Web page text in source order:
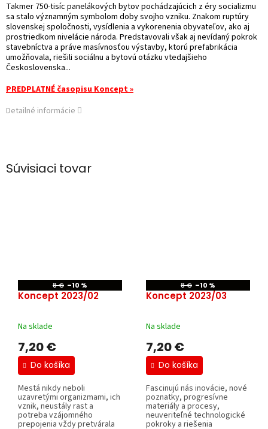
Takmer 750-tisíc panelákových bytov pochádzajúcich z éry socializmu
sa stalo významným symbolom doby svojho vzniku. Znakom ruptúry
slovenskej spoločnosti, vysídlenia a vykorenenia obyvateľov, ako aj
prostriedkom nivelácie národa. Predstavovali však aj nevídaný pokrok
stavebníctva a práve masívnosťou výstavby, ktorú prefabrikácia
umožňovala, riešili sociálnu a bytovú otázku vtedajšieho
Československa...
PREDPLATNÉ časopisu Koncept »
Detailné informácie
Súvisiaci tovar
8 € –10 %
Koncept 2023/02
Na sklade
7,20 €
Do košíka
Mestá nikdy neboli
uzavretými organizmami, ich
vznik, neustály rast a
potreba vzájomného
prepojenia vždy pretvárala
8 € –10 %
Koncept 2023/03
Na sklade
7,20 €
Do košíka
Fascinujú nás inovácie, nové
poznatky, progresívne
materiály a procesy,
neuveriteľné technologické
pokroky a riešenia